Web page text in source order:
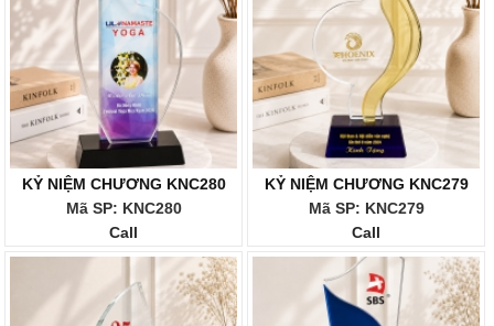
KỶ NIỆM CHƯƠNG KNC280
Mã SP: KNC280
Call
KỶ NIỆM CHƯƠNG KNC279
Mã SP: KNC279
Call